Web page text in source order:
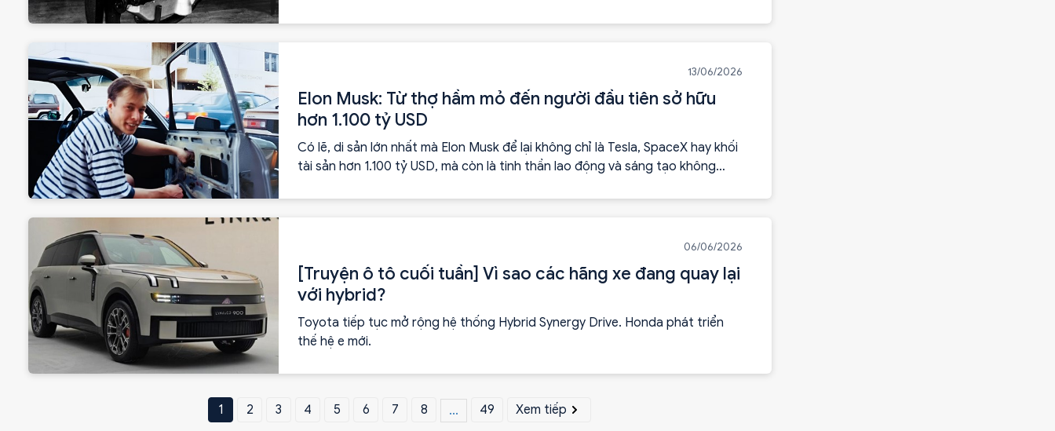
thiếu sau hơn 100 năm phát triển.
13/06/2026
Elon Musk: Từ thợ hầm mỏ đến người đầu tiên sở hữu
hơn 1.100 tỷ USD
Có lẽ, di sản lớn nhất mà Elon Musk để lại không chỉ là Tesla, SpaceX hay khối
tài sản hơn 1.100 tỷ USD, mà còn là tinh thần lao động và sáng tạo không
06/06/2026
[Truyện ô tô cuối tuần] Vì sao các hãng xe đang quay lại
với hybrid?
Toyota tiếp tục mở rộng hệ thống Hybrid Synergy Drive. Honda phát triển
thế hệ e mới.
1 2 3 4 5 6 7 8 ... 49 Xem tiếp